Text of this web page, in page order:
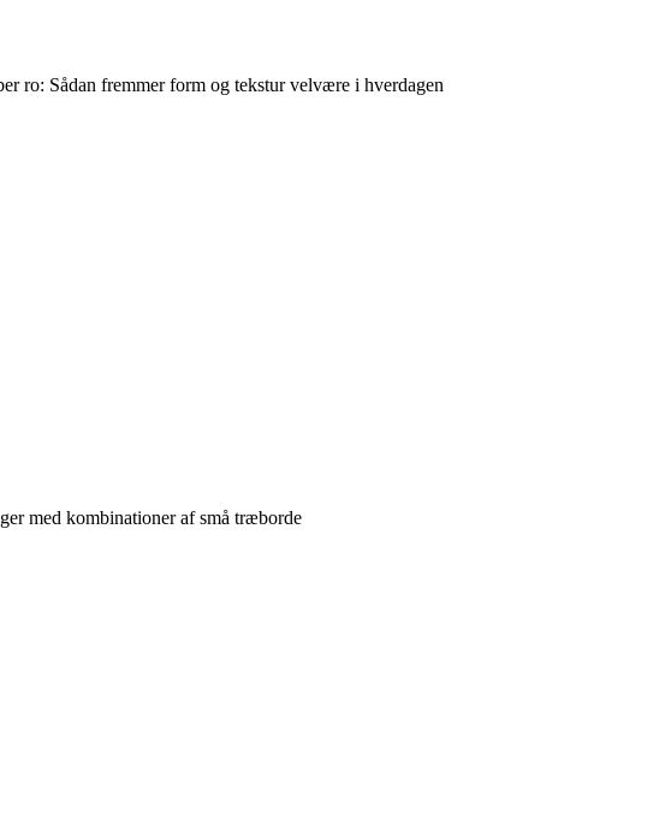
ro: Sådan fremmer form og tekstur velvære i hverdagen
med kombinationer af små træborde